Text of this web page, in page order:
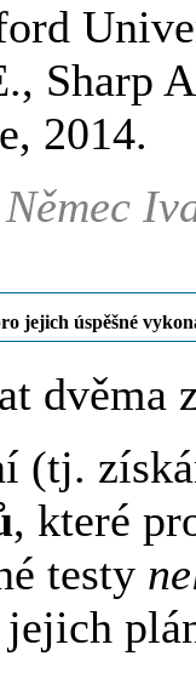
Sharp
2014.
jejich úspěšné
dvěma
(tj.
, které
testy